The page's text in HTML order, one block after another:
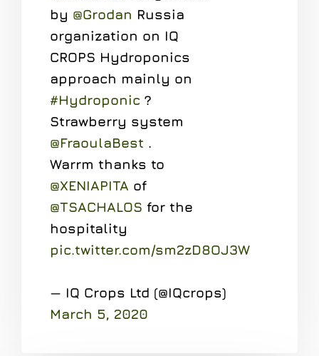
by @Grodan Russia
organization on IQ
CROPS Hydroponics
approach mainly on
#Hydroponic ?
Strawberry system
@FraoulaBest .
Warrm thanks to
@XENIAPITA of
@TSACHALOS for the
hospitality
pic.twitter.com/sm2zD8OJ3W
— IQ Crops Ltd (@IQcrops)
March 5, 2020